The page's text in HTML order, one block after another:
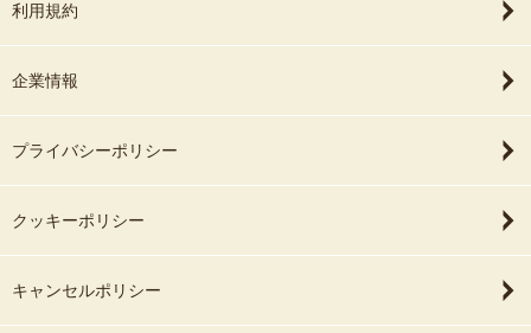
利用規約
企業情報
プライバシーポリシー
クッキーポリシー
キャンセルポリシー